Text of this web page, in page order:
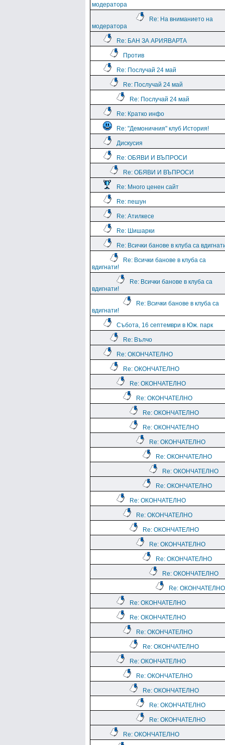
модератора
Re: На вниманието на
модератора
Re: БАН ЗА АРИЯВАРТА
Против
Re: Послучай 24 май
Re: Послучай 24 май
Re: Послучай 24 май
Re: Кратко инфо
Re: "Демоничния" клуб История!
Дискусия
Re: ОБЯВИ И ВЪПРОСИ
Re: ОБЯВИ И ВЪПРОСИ
Re: Много ценен сайт
Re: пешун
Re: Атилкесе
Re: Шишарки
Re: Всички банове в клуба са
Re: Всички банове в клуба са
вдигнати!
Re: Всички банове в клуба са
вдигнати!
Re: Всички банове в клуба са
вдигнати!
Събота, 16 септември в Юж. парк
Re: Вълчо
Re: ОКОНЧАТЕЛНО
Re: ОКОНЧАТЕЛНО
Re: ОКОНЧАТЕЛНО
Re: ОКОНЧАТЕЛНО
Re: ОКОНЧАТЕЛНО
Re: ОКОНЧАТЕЛНО
Re: ОКОНЧАТЕЛНО
Re: ОКОНЧАТЕЛНО
Re: ОКОНЧАТЕЛНО
Re: ОКОНЧАТЕЛНО
Re: ОКОНЧАТЕЛНО
Re: ОКОНЧАТЕЛНО
Re: ОКОНЧАТЕЛНО
Re: ОКОНЧАТЕЛНО
Re: ОКОНЧАТЕЛНО
Re: ОКОНЧАТЕЛНО
Re: ОКОНЧАТЕЛНО
Re: ОКОНЧАТЕЛНО
Re: ОКОНЧАТЕЛНО
Re: ОКОНЧАТЕЛНО
Re: ОКОНЧАТЕЛНО
Re: ОКОНЧАТЕЛНО
Re: ОКОНЧАТЕЛНО
Re: ОКОНЧАТЕЛНО
Re: ОКОНЧАТЕЛНО
Re: ОКОНЧАТЕЛНО
Re: ОКОНЧАТЕЛНО